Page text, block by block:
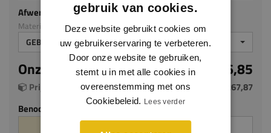
Afwerking
Materiaal: Eiken fineer
GEBEITST ZG
Onze prijs per m² € 146,85
Prijs per plaat (1.824 m²)
€ 267,87
Benodigde aantal m²
Aantal platen
gebruik van cookies.
Deze website gebruikt cookies om
uw gebruikerservaring te verbeteren.
Door onze website te gebruiken,
stemt u in met alle cookies in
overeenstemming met ons
Cookiebeleid. Lees verder